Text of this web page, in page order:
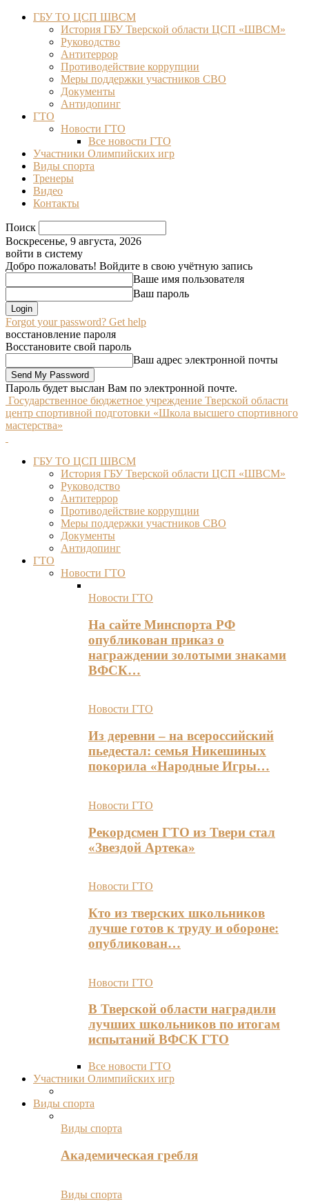
ГБУ ТО ЦСП ШВСМ
История ГБУ Тверской области ЦСП «ШВСМ»
Руководство
Антитеррор
Противодействие коррупции
Меры поддержки участников СВО
Документы
Антидопинг
ГТО
Новости ГТО
Все новости ГТО
Участники Олимпийских игр
Виды спорта
Тренеры
Видео
Контакты
Поиск
Воскресенье, 9 августа, 2026
войти в систему
Добро пожаловать! Войдите в свою учётную запись
Ваше имя пользователя
Ваш пароль
Forgot your password? Get help
восстановление пароля
Восстановите свой пароль
Ваш адрес электронной почты
Пароль будет выслан Вам по электронной почте.
Государственное бюджетное учреждение Тверской области
центр спортивной подготовки «Школа высшего спортивного
мастерства»
ГБУ ТО ЦСП ШВСМ
История ГБУ Тверской области ЦСП «ШВСМ»
Руководство
Антитеррор
Противодействие коррупции
Меры поддержки участников СВО
Документы
Антидопинг
ГТО
Новости ГТО
Новости ГТО
На сайте Минспорта РФ
опубликован приказ о
награждении золотыми знаками
ВФСК…
Новости ГТО
Из деревни – на всероссийский
пьедестал: семья Никешиных
покорила «Народные Игры…
Новости ГТО
Рекордсмен ГТО из Твери стал
«Звездой Артека»
Новости ГТО
Кто из тверских школьников
лучше готов к труду и обороне:
опубликован…
Новости ГТО
В Тверской области наградили
лучших школьников по итогам
испытаний ВФСК ГТО
Все новости ГТО
Участники Олимпийских игр
Виды спорта
Виды спорта
Академическая гребля
Виды спорта